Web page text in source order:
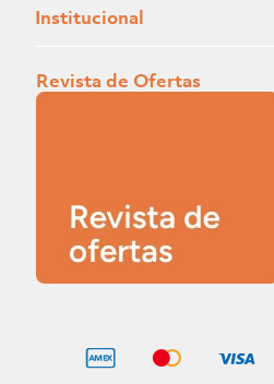
Institucional
Revista de Ofertas